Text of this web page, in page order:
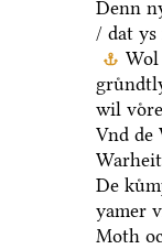
Denn
/ dat ys
wil
Vnd de
De
yamer
Moth